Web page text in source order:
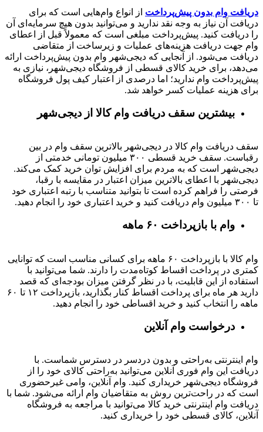
دریافت وام بدون پیش‌پرداخت از انواع وام‌هایی است که برای
دریافت آن نیاز به وجه نقد ندارید و می‌توانید بدون هیچ سرمایه‌ای آن
را دریافت کنید. پیش‌پرداخت مبلغی است که معمولاً قبل از اعطای
وام جهت دریافت هزینه‌های عملیات و زیرساخت از متقاضی
دریافت می‌شود. از آنجایی که دیجی‌شهر وام بدون پیش‌پرداخت ارائه
می‌دهد، برای خرید کالای قسطی از فروشگاه دیجی‌شهر، نیازی به
پیش‌پرداخت وام ندارید؛ اما درصدی از اعتبار کیف پول فروشگاه
برای هزینه عملیات کسر خواهد شد.
بیشترین سقف دریافت وام کالا از دیجی‌شهر
سقف دریافت وام کالا در دیجی‌شهر بالاترین سقف وام در بین
رقباست. سقف خرید قسطی ۳۰۰ میلیون تومانی خدمتی از
دیجی‌شهر است که به مردم برای افزایش توان خرید کمک می‌کند.
دیجی‌شهر با اعطای بالاترین میزان اعتبار در مقایسه با رقبا،
فرصتی را فراهم کرده است تا بتوانید متناسب با رتبه اعتباری خود
تا ۳۰۰ میلیون وام دریافت کنید و خرید اعتباری خود را انجام دهید.
وام با بازپرداخت ۶۰ ماهه
وام کالا با بازپرداخت ۶۰ ماهه برای کسانی مناسب است که توانایی
کمتری در پرداخت اقساط کوتاه‌مدت را دارند. شما می‌توانید با
استفاده از این قابلیت، با در نظر گرفتن میزان بودجه‌ای که قصد
دارید هر ماه برای پرداخت اقساط کنار بگذارید، بازپرداخت ۱۲ تا ۶۰
ماهه را انتخاب کنید و خرید اقساطی خود را انجام دهید.
درخواست وام آنلاین
وام اینترنتی به‌راحتی و بدون دردسر در دسترس شماست. با
دریافت این وام فوری آنلاین می‌توانید به‌راحتی کالای خود را از
فروشگاه دیجی‌شهر خریداری کنید. وام آنلاین، وامی غیرحضوری
است که در راحت‌ترین روش به متقاضیان وام ارائه می‌شود. شما با
دریافت وام اینترنتی خرید کالا می‌توانید با مراجعه به فروشگاه
آنلاین، کالای قسطی خود را خریداری کنید.